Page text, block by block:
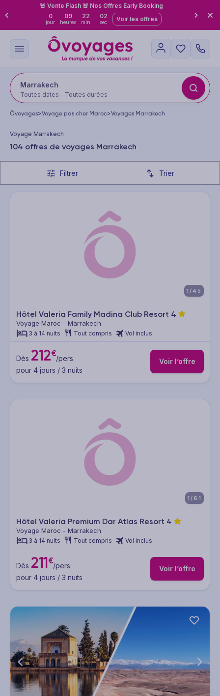
🚨 Vente Flash 🚨 Nos Offres Early Booking
0
jour
09
heures
22
min
00
sec Voir les offres
Marrakech
Toutes dates - Toutes durées
Ôvoyages>Voyage pas cher Maroc>Voyages Marrakech
Voyage Marrakech
104 offres de voyages Marrakech
Filtrer Trier
1/45
Hôtel Valeria Family Madina Club Resort 4
Voyage Maroc - Marrakech
3 à 14 nuits Tout compris Vol inclus
Dès 212€/pers.
pour 4 jours / 3 nuits
Voir l’offre
1/61
Hôtel Valeria Premium Dar Atlas Resort 4
Voyage Maroc - Marrakech
3 à 14 nuits Tout compris Vol inclus
Dès 211€/pers.
pour 4 jours / 3 nuits
Voir l’offre